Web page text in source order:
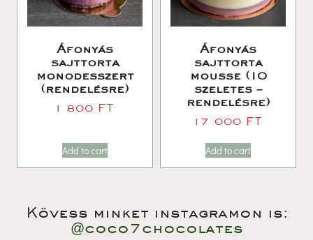
Áfonyás
ajttorta
monodesszert
(rendelésre)
1 800 FT
Add to cart
Áfonyás
ajttorta
mousse (10
zeletes –
rendelésre)
17 000 FT
Add to cart
Kövess minket instagramon is:
@coco7chocolate